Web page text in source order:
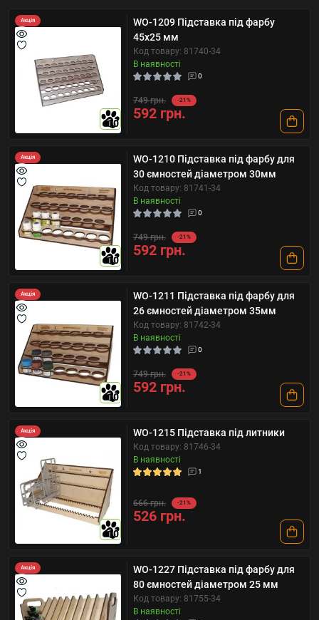
Акція
10
WO-1209 Підставка під фарбу
45x25 мм
Код товару: 81740-34
В наявності
0
749 грн. -21%
592 грн.
Акція
10
WO-1210 Підставка під фарбу для
30 ємностей діаметром 30мм
Код товару: 81741-34
В наявності
0
749 грн. -21%
592 грн.
Акція
10
WO-1211 Підставка під фарбу для
26 ємностей діаметром 35мм
Код товару: 81742-34
В наявності
0
749 грн. -21%
592 грн.
Акція
10
WO-1215 Підставка під литники
Код товару: 81746-34
В наявності
1
666 грн. -21%
526 грн.
Акція
WO-1227 Підставка під фарбу для
80 ємностей діаметром 25 мм
Код товару: 81755-34
В наявності